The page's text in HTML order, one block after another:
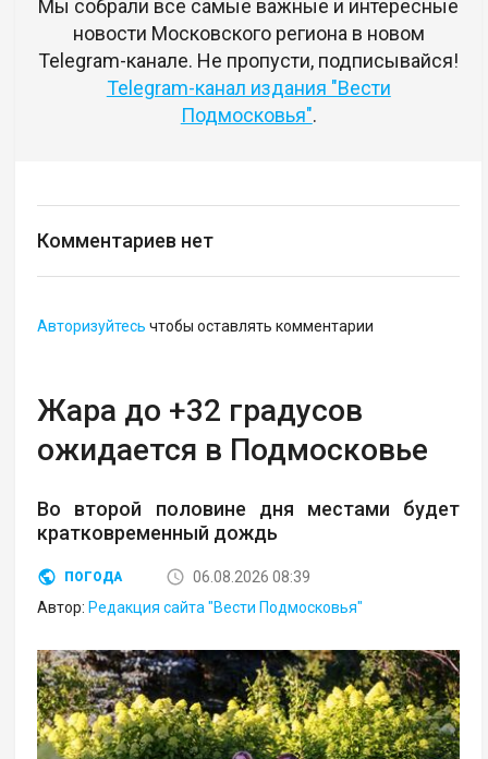
Мы собрали все самые важные и интересные
новости Московского региона в новом
Telegram-канале. Не пропусти, подписывайся!
Telegram-канал издания "Вести
Подмосковья".
Комментариев нет
Авторизуйтесь чтобы оставлять комментарии
Жара до +32 градусов
ожидается в Подмосковье
Во второй половине дня местами будет
кратковременный дождь
ПОГОДА
06.08.2026 08:39
Автор: Редакция сайта "Вести Подмосковья"